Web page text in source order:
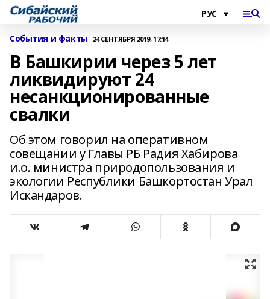
События и факты 24 СЕНТЯБРЯ 2019, 17:14
В Башкирии через 5 лет
ликвидируют 24
несанкционированные
свалки
Об этом говорил на оперативном
совещании у Главы РБ Радия Хабирова
и.о. министра природопользования и
экологии Республики Башкортостан Урал
Искандаров.